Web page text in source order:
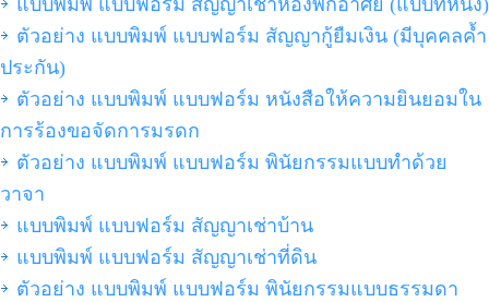
แบบพิมพ์ แบบฟอร์ม สัญญาเช่าห้องพักอาศัย (แบบที่หนึ่ง)
ตัวอย่าง แบบพิมพ์ แบบฟอร์ม สัญญากู้ยืมเงิน (มีบุคคลค้ำ
ประกัน)
ตัวอย่าง แบบพิมพ์ แบบฟอร์ม หนังสือให้ความยินยอมใน
การร้องขอจัดการมรดก
ตัวอย่าง แบบพิมพ์ แบบฟอร์ม พินัยกรรมแบบทำด้วย
วาจา
แบบพิมพ์ แบบฟอร์ม สัญญาเช่าบ้าน
แบบพิมพ์ แบบฟอร์ม สัญญาเช่าที่ดิน
ตัวอย่าง แบบพิมพ์ แบบฟอร์ม พินัยกรรมแบบธรรมดา